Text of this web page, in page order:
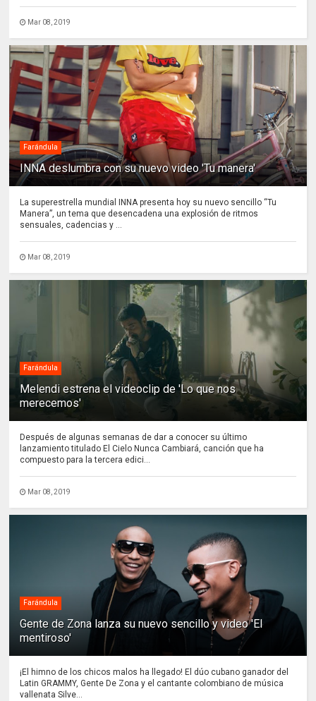
Mar 08, 2019
Farándula
INNA deslumbra con su nuevo video 'Tu manera'
La superestrella mundial INNA presenta hoy su nuevo sencillo “Tu
Manera”, un tema que desencadena una explosión de ritmos
sensuales, cadencias y ...
Mar 08, 2019
Farándula
Melendi estrena el videoclip de 'Lo que nos
merecemos'
Después de algunas semanas de dar a conocer su último
lanzamiento titulado El Cielo Nunca Cambiará, canción que ha
compuesto para la tercera edici...
Mar 08, 2019
Farándula
Gente de Zona lanza su nuevo sencillo y video 'El
mentiroso'
¡El himno de los chicos malos ha llegado! El dúo cubano ganador del
Latin GRAMMY, Gente De Zona y el cantante colombiano de música
vallenata Silve...